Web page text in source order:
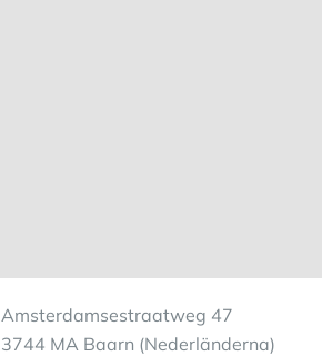
Amsterdamsestraatweg 47
3744 MA Baarn (Nederländerna)